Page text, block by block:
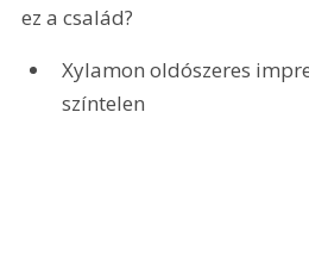
ez a család?
Xylamon oldószeres
színtelen